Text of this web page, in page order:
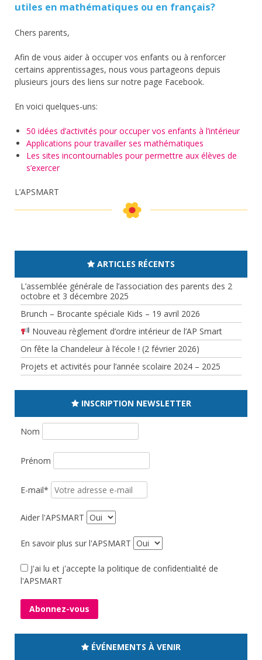
utiles en mathématiques ou en français?
Chers parents,
Afin de vous aider à occuper vos enfants ou à renforcer
certains apprentissages, nous vous partageons depuis
plusieurs jours des liens sur notre page Facebook.
En voici quelques-uns:
50 idées d’activités pour occuper vos enfants à l’intérieur
Applications pour travailler ses mathématiques
Les sites incontournables pour permettre aux élèves de
s’exercer
L’APSMART
ARTICLES RÉCENTS
L’assemblée générale de l’association des parents des 2
octobre et 3 décembre 2025
Brunch – Brocante spéciale Kids – 19 avril 2026
Nouveau règlement d’ordre intérieur de l’AP Smart
On fête la Chandeleur à l’école ! (2 février 2026)
Projets et activités pour l’année scolaire 2024 – 2025
INSCRIPTION NEWSLETTER
Nom
Prénom
E-mail*
Aider l'APSMART
En savoir plus sur l'APSMART
J'ai lu et j'accepte la politique de confidentialité de
l'APSMART
ÉVÉNEMENTS À VENIR